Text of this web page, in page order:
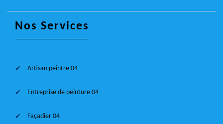
Nos Services
Artisan peintre 04
Entreprise de peinture 04
Façadier 04